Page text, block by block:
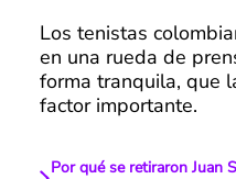
Los tenistas
en una rueda de
forma tranquila, que
factor importante.
Por qué se retiraron Juan